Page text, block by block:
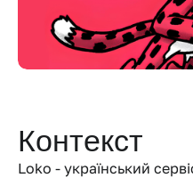
Контекст
Loko - український